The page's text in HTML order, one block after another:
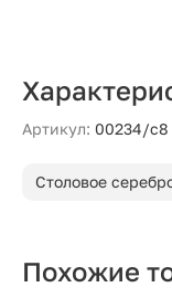
Артикул: 00234/с8
Столовое
Похожие